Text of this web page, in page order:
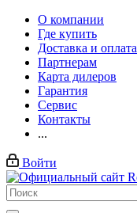
О компании
Где купить
Доставка и оплата
Партнерам
Карта дилеров
Гарантия
Сервис
Контакты
...
Войти